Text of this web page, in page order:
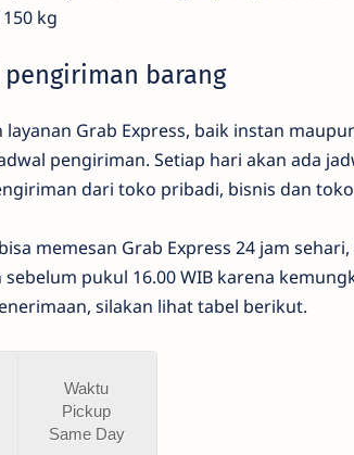
kg
barang
layanan Grab Express, baik instan
pengiriman. Setiap hari akan ada
dari toko pribadi, bisnis dan
memesan Grab Express 24 jam
pukul 16.00 WIB karena
silakan lihat tabel berikut.
Waktu
Pickup
Same Day